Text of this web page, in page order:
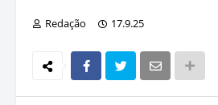
Redação 17.9.25